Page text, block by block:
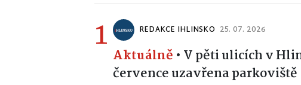
1 REDAKCE IHLINSKO 25. 07. 2026
Aktuálně • V pěti ulicích v
července uzavřena parkoviště